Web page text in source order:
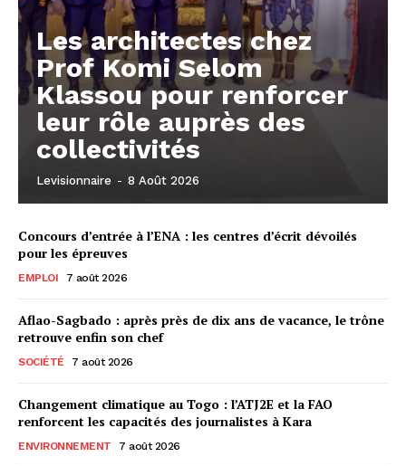
Les architectes chez
Prof Komi Selom
Klassou pour renforcer
leur rôle auprès des
collectivités
Levisionnaire - 8 Août 2026
Concours d’entrée à l’ENA : les centres d’écrit dévoilés
pour les épreuves
EMPLOI 7 août 2026
Aflao-Sagbado : après près de dix ans de vacance, le trône
retrouve enfin son chef
SOCIÉTÉ 7 août 2026
Changement climatique au Togo : l’ATJ2E et la FAO
renforcent les capacités des journalistes à Kara
ENVIRONNEMENT 7 août 2026